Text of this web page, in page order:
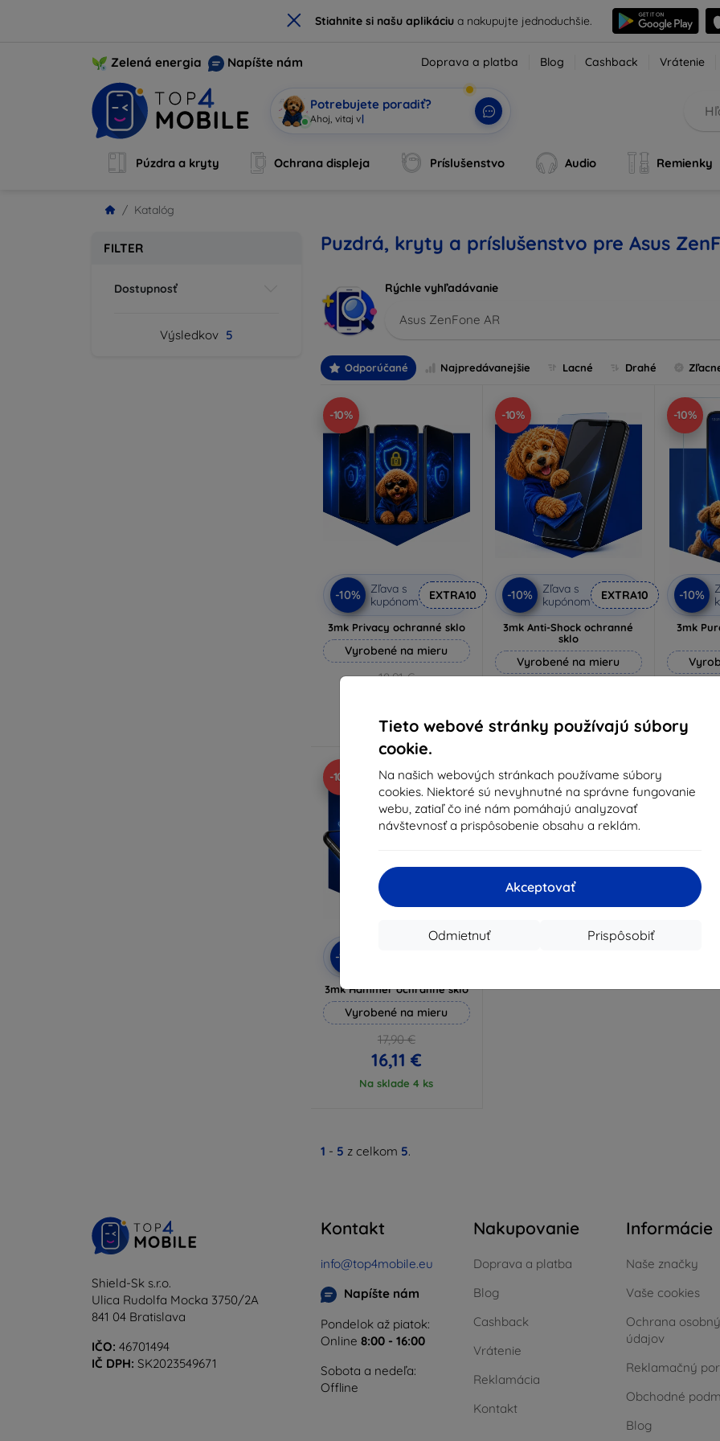
× Stiahnite si našu aplikáciua nakupujte jednoduchšie.
Tieto webové stránky používajú súbory
cookie.
Na našich webových stránkach používame súbory
cookies. Niektoré sú nevyhnutné na správne fungovanie
webu, zatiaľ čo iné nám pomáhajú analyzovať
návštevnosť a prispôsobenie obsahu a reklám.
Akceptovať
Prispôsobiť
Odmietnuť
Zelená energia Napíšte nám Doprava a platba Blog Cashback Vrátenie
Potrebujete poradiť?
Som |
Púzdra a kryty Ochrana displeja Príslušenstvo Audio Remienky
Katalóg
FILTER
Dostupnosť
Výsledkov 5
Puzdrá, kryty a príslušenstvo pre Asus
Rýchle vyhľadávanie
Asus ZenFone AR
Odporúčané Najpredávanejšie Lacné Drahé
-10%
-10%
Zľava s
kupónom
EXTRA10
3mk Privacy ochranné sklo
Vyrobené na mieru
18,91 €
Na sklade 3 ks
-10%
-10%
Zľava s
kupónom
EXTRA10
3mk Anti-Shock ochranné
sklo
Vyrobené na mieru
Na sklade > 5 ks
-10%
-10%
3mk
-10%
-10%
3mk Hammer ochranné sklo
Vyrobené na mieru
17,90 €
16,11 €
Na sklade 4 ks
1 - 5 z celkom 5.
Shield-Sk s.r.o.
Ulica Rudolfa Mocka 3750/2A
841 04 Bratislava
IČO: 46701494
IČ DPH: SK2023549671
Kontakt
info@top4mobile.eu
Napíšte nám
Pondelok až piatok:
Online 8:00 - 16:00
Sobota a nedeľa:
Offline
Nakupovanie
Doprava a platba
Blog
Cashback
Vrátenie
Reklamácia
Kontakt
Informácie
Naše značky
Vaše cookies
Ochrana
údajov
Reklamačný
Obchodné
Blog